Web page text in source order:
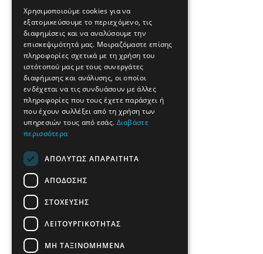
Χρησιμοποιούμε cookies για να
εξατομικεύσουμε το περιεχόμενο, τις
διαφημίσεις και να αναλύσουμε την
επισκεψιμότητά μας. Μοιραζόμαστε επίσης
πληροφορίες σχετικά με τη χρήση του
ιστότοπού μας με τους συνεργάτες
διαφήμισης και ανάλυσης, οι οποίοι
ενδέχεται να τις συνδυάσουν με άλλες
πληροφορίες που τους έχετε παράσχει ή
που έχουν συλλέξει από τη χρήση των
υπηρεσιών τους από εσάς. Διαβάστε
περισσότερα
ΑΠΟΛΎΤΩΣ ΑΠΑΡΑΊΤΗΤΑ
ΑΠΌΔΟΣΗΣ
ΣΤΌΧΕΥΣΗΣ
ΛΕΙΤΟΥΡΓΙΚΌΤΗΤΑΣ
ΜΗ ΤΑΞΙΝΟΜΗΜΈΝΑ